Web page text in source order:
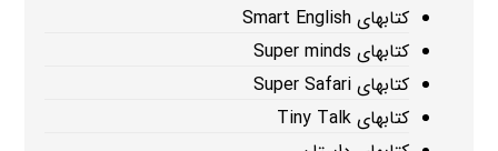
کتابهای Smart English
کتابهای Super minds
کتابهای Super Safari
کتابهای Tiny Talk